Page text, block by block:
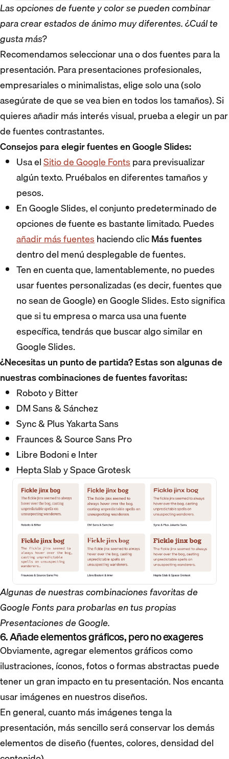
Las opciones de fuente y color se pueden combinar
para crear estados de ánimo muy diferentes. ¿Cuál te
gusta más?
Recomendamos seleccionar una o dos fuentes para la
presentación. Para presentaciones profesionales,
empresariales o minimalistas, elige solo una (solo
asegúrate de que se vea bien en todos los tamaños). Si
quieres añadir más interés visual, prueba a elegir un par
de fuentes contrastantes.
Consejos para elegir fuentes en Google Slides:
Usa elSitio de Google Fontspara previsualizar
algún texto. Pruébalos en diferentes tamaños y
pesos.
En Google Slides, el conjunto predeterminado de
opciones de fuente es bastante limitado. Puedes
añadir más fuenteshaciendo clicMás fuentes
dentro del menú desplegable de fuentes.
Ten en cuenta que, lamentablemente, no puedes
usar fuentes personalizadas (es decir, fuentes que
no sean de Google) en Google Slides. Esto significa
que si tu empresa o marca usa una fuente
específica, tendrás que buscar algo similar en
Google Slides.
¿Necesitas un punto de partida? Estas son algunas de
nuestras combinaciones de fuentes favoritas:
Roboto y Bitter
DM Sans & Sánchez
Sync & Plus Yakarta Sans
Fraunces & Source Sans Pro
Libre Bodoni e Inter
Hepta Slab y Space Grotesk
Algunas de nuestras combinaciones favoritas de
Google Fonts para probarlas en tus propias
Presentaciones de Google.
6. Añade elementos gráficos, pero no exageres
Obviamente, agregar elementos gráficos como
ilustraciones, íconos, fotos o formas abstractas puede
tener un gran impacto en tu presentación. Nos encanta
usar imágenes en nuestros diseños.
En general, cuanto más imágenes tenga la
presentación, más sencillo será conservar los demás
elementos de diseño (fuentes, colores, densidad del